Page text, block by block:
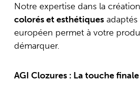
Notre expertise dans la
colorés et esthétiquesadaptés
européen permet à votre
démarquer.
AGI Clozures : La touche